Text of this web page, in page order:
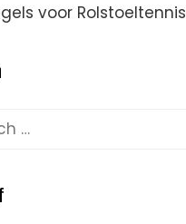
voor Rolstoeltennis